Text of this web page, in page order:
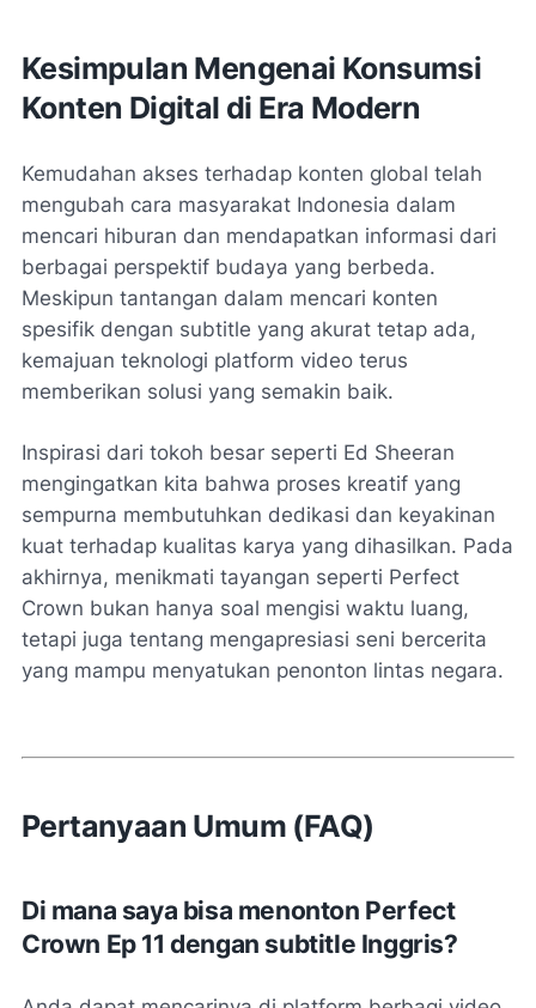
Kesimpulan Mengenai Konsumsi
Konten Digital di Era Modern
Kemudahan akses terhadap konten global telah
mengubah cara masyarakat Indonesia dalam
mencari hiburan dan mendapatkan informasi dari
berbagai perspektif budaya yang berbeda.
Meskipun tantangan dalam mencari konten
spesifik dengan subtitle yang akurat tetap ada,
kemajuan teknologi platform video terus
memberikan solusi yang semakin baik.
Inspirasi dari tokoh besar seperti Ed Sheeran
mengingatkan kita bahwa proses kreatif yang
sempurna membutuhkan dedikasi dan keyakinan
kuat terhadap kualitas karya yang dihasilkan. Pada
akhirnya, menikmati tayangan seperti Perfect
Crown bukan hanya soal mengisi waktu luang,
tetapi juga tentang mengapresiasi seni bercerita
yang mampu menyatukan penonton lintas negara.
Pertanyaan Umum (FAQ)
Di mana saya bisa menonton Perfect
Crown Ep 11 dengan subtitle Inggris?